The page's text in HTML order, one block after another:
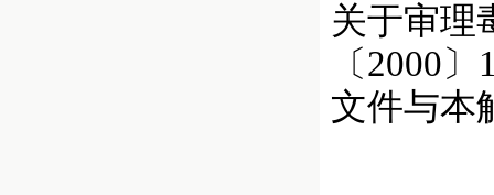
关于审理
〔2000
文件与本